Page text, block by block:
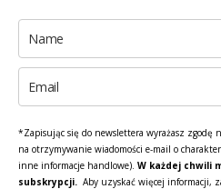
*Zapisując się do newslettera wyrażasz zgodę
na otrzymywanie wiadomości e-mail o
inne informacje handlowe). W każdej chwili
subskrypcji. Aby uzyskać więcej informacji,